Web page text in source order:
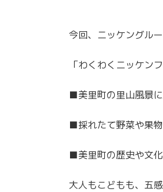
今回、ニッケングル
「わくわくニッケン
■美里町の里山風景
■採れたて野菜や果
■美里町の歴史や文
大人もこどもも、五